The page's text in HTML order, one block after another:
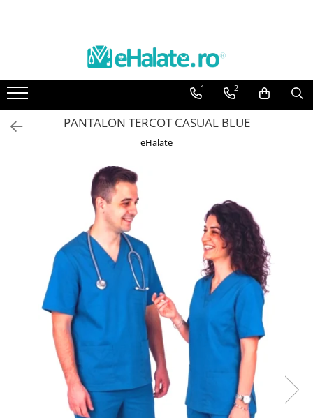
Toate Produsele
Bluze Unisex
Costume Unisex
Bluze unisex cu imprimeuri
Bluze medicale uni
Halate medicale
Halate Bianca
Bluze Maria
Halate medicale femei
Halate medicale barbati
Halate medicale P2 cu fluturas
Halate medicale cu nasturi
Halate medicale cu fermoar
Halate medicale polar - unisex
1 2
PANTALON TERCOT CASUAL BLUE
eHalate